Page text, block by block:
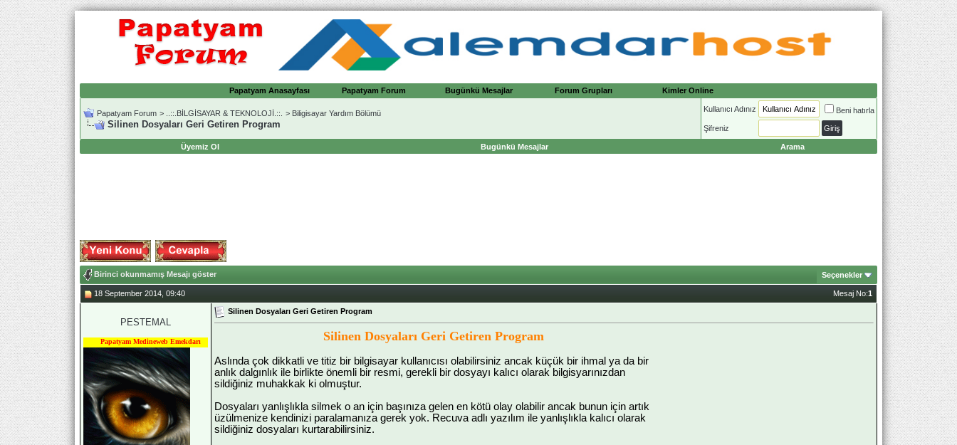
Papatyam Anasayfası Papatyam Forum Bugünkü Mesajlar Forum Grupları Kimler Online
Papatyam Forum > ..::.BİLGİSAYAR & TEKNOLOJİ.::. > Biligisayar Yardım Bölümü
Silinen Dosyaları Geri Getiren Program
Kullanıcı Adınız Beni hatırla
Şifreniz
Üyemiz Ol Bugünkü Mesajlar Arama
Birinci okunmamış Mesajı göster Seçenekler
18 September 2014, 09:40 Mesaj No:1
PESTEMAL
Papatyam Medineweb Emekdarı
Silinen Dosyaları Geri Getiren Program
Silinen Dosyaları Geri Getiren Program
Aslında çok dikkatli ve titiz bir bilgisayar kullanıcısı olabilirsiniz ancak küçük bir ihmal ya da bir
anlık dalgınlık ile birlikte önemli bir resmi, gerekli bir dosyayı kalıcı olarak bilgisyarınızdan
sildiğiniz muhakkak ki olmuştur.
Dosyaları yanlışlıkla silmek o an için başınıza gelen en kötü olay olabilir ancak bunun için artık
üzülmenize kendinizi paralamanıza gerek yok. Recuva adlı yazılım ile yanlışlıkla kalıcı olarak
sildiğiniz dosyaları kurtarabilirsiniz.